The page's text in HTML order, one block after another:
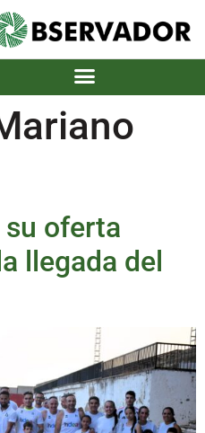
oferta
llegada del